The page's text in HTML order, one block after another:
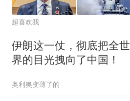
超喜欢我
伊朗这一仗，彻底把全世
界的目光拽向了中国！
奥利奥变薄了的